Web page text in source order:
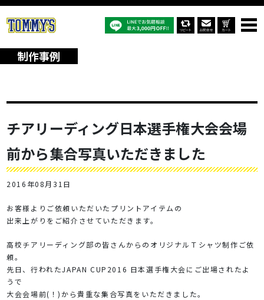
チアリーディング日本選手権大会会場前から集合写真いただきました
制作事例
チアリーディング日本選手権大会会場
前から集合写真いただきました
2016年08月31日
お客様よりご依頼いただいたプリントアイテムの
出来上がりをご紹介させていただきます。
高校チアリーディング部の皆さんからのオリジナルＴシャツ制作ご依
頼。
先日、行われたJAPAN CUP2016 日本選手権大会にご出場されたよ
うで
大会会場前(！)から貴重な集合写真をいただきました。